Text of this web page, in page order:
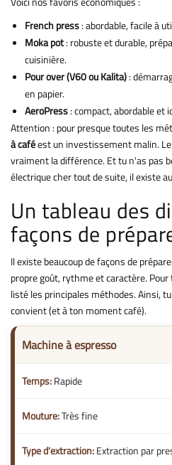
French press: abordable, facile à
Moka pot: robuste et durable,
cuisinière.
Pour over (V60 ou Kalita):
en papier.
AeroPress: compact, abordable et
Attention : pour presque toutes les
à caféest un investissement malin.
vraiment la différence. Et tu n'as pas
électrique cher tout de suite, il existe
Un tableau des
façons de
Il existe beaucoup de façons de
propre goût, rythme et caractère.
listé les principales méthodes. Ainsi,
convient (et à ton moment café).
Machine à espresso
Rapide
Très fine
Extraction par